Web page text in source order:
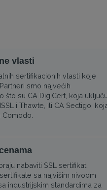
vlasti
sertifikacionih vlasti koje
smo najvećih
što su CA DigiCert, koja
i Thawte, ili CA Sectigo,
nabaviti SSL sertifikat.
sa najvišim nivoom
industrijskim standardima za